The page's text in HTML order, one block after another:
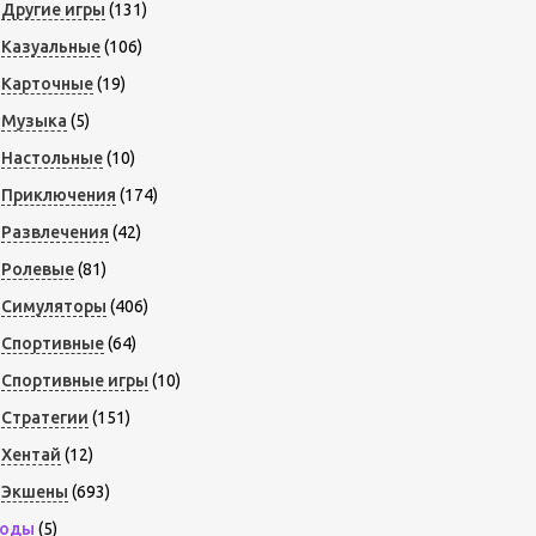
Другие игры (131)
Казуальные(106)
Карточные(19)
Музыка (5)
Настольные(10)
Приключения (174)
Развлечения (42)
Ролевые(81)
Симуляторы (406)
Спортивные(64)
Спортивные игры (10)
Стратегии (151)
Хентай (12)
Экшены (693)
(5)